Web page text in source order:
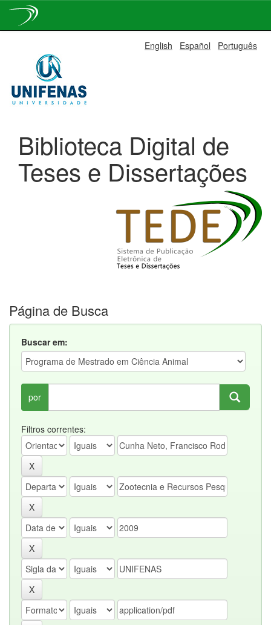
navigation
English Español Português
Biblioteca Digital de
Teses e Dissertações
Página de Busca
Buscar em:
por
Filtros correntes: